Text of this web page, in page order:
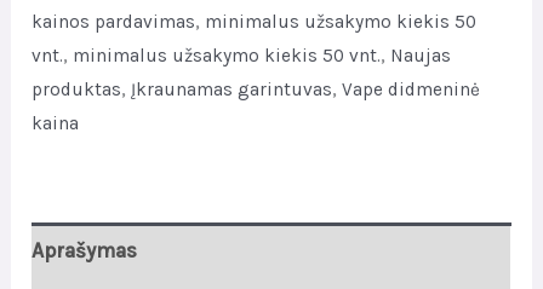
Lights
Vape
quantity
kainos pardavimas, minimalus užsakymo kiekis 50
vnt., minimalus užsakymo kiekis 50 vnt., Naujas
produktas, Įkraunamas garintuvas,Vape didmeninė
kaina
Aprašymas